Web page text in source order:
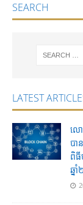
SEARCH
LATEST
លោ
បា
ពិធី
ឆ្ន